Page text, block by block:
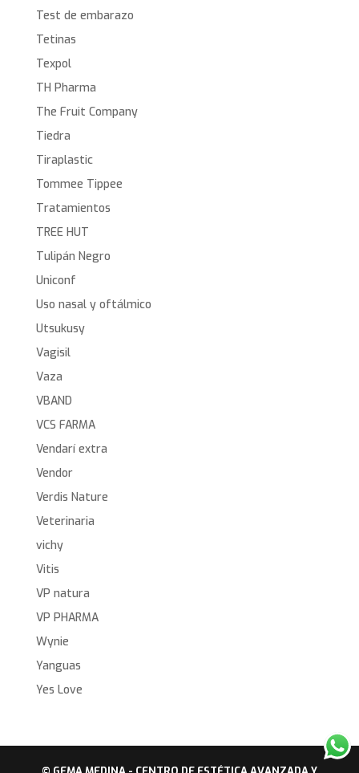
Test de embarazo
Tetinas
Texpol
TH Pharma
The Fruit Company
Tiedra
Tiraplastic
Tommee Tippee
Tratamientos
TREE HUT
Tulipán Negro
Uniconf
Uso nasal y oftálmico
Utsukusy
Vagisil
Vaza
VBAND
VCS FARMA
Vendarí extra
Vendor
Verdis Nature
Veterinaria
vichy
Vitis
VP natura
VP PHARMA
Wynie
Yanguas
Yes Love